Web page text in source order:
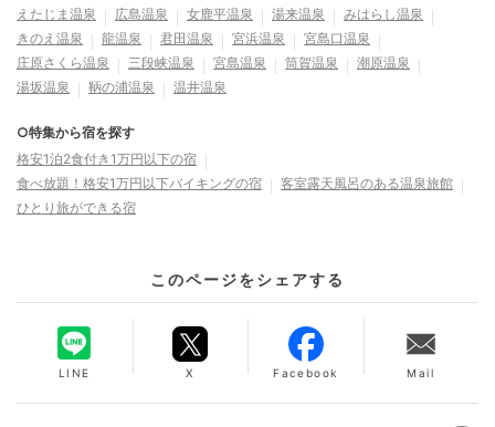
えたじま温泉
広島温泉 女鹿平温泉 湯来温泉
みはらし温泉
きのえ温泉
龍温泉 君田温泉 宮浜温泉
宮島口温泉
庄原さくら温泉
三段峡温泉 宮島温泉 筒賀温泉
潮原温泉
湯坂温泉
鞆の浦温泉 温井温泉
○特集から宿を探す
格安1泊2食付き1万円以下の宿
食べ放題！格安1万円以下バイキングの宿
客室露天風呂のある温泉旅館
ひとり旅ができる宿
このページをシェアする
LINE X Facebook Mail